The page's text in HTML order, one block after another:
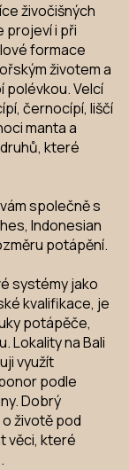
živočišných
projeví i při
formace
životem a
polévkou. Velcí
černocípí, liščí
manta a
které
společně s
Indonesian
potápění.
systémy jako
kvalifikace, je
potápěče,
Lokality na Bali
využít
podle
Dobrý
životě pod
věci, které